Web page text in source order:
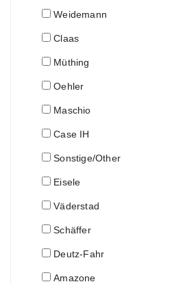
Weidemann
Claas
Müthing
Oehler
Maschio
Case IH
Sonstige/Other
Eisele
Väderstad
Schäffer
Deutz-Fahr
Amazone